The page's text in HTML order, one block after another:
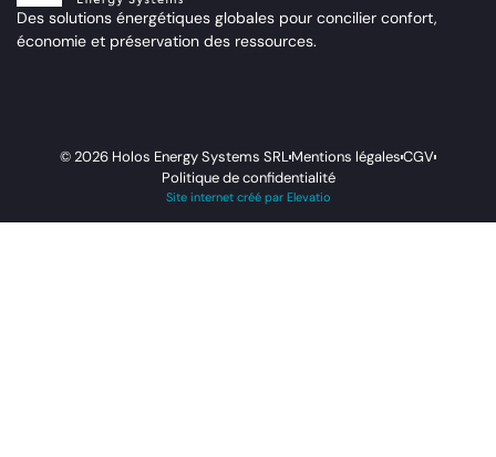
Des solutions énergétiques globales pour concilier confort,
économie et préservation des ressources.
© 2026 Holos Energy Systems SRLMentions légalesCGV
Politique de confidentialité
Site internet créé par Elevatio